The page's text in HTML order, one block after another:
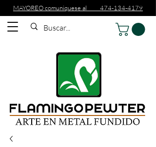
MAYOREO comuniquese al 474-134-4179